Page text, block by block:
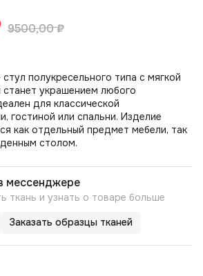
9500,00₽
полукресельного типа с мягкой
украшением любого
для классической
гостиной или спальни. Изделие
как отдельный предмет мебели, так
столом.
мессенджере
ткань и узнать о товаре больше
Заказать образцы тканей